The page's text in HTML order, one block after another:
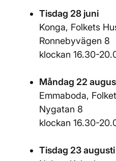
Tisdag 28 juni
Konga, Folkets
Ronnebyvägen 8
klockan 16.30-
Måndag 22
Emmaboda,
Nygatan 8
klockan 16.30-
Tisdag 23 augusti